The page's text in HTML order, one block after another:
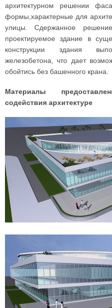
архитектурном решении
формы,характерные для
улицы. Сдержанное
проектируемое здание в
конструкции здания
железобетона, что дает
обойтись без башенного крана.
Материалы
содействия архитектуре